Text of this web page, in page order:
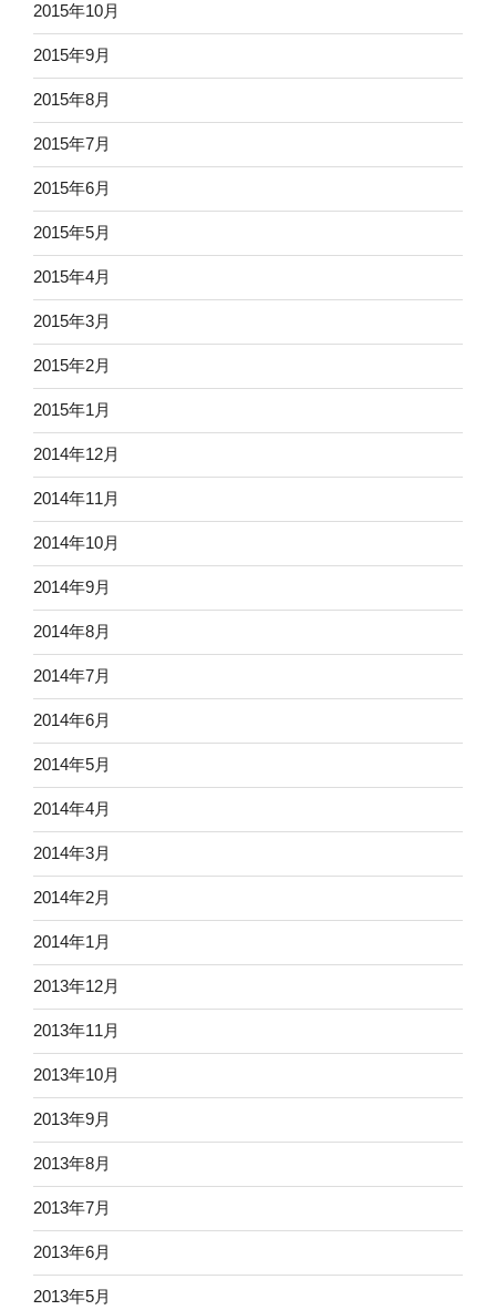
2015年10月
2015年9月
2015年8月
2015年7月
2015年6月
2015年5月
2015年4月
2015年3月
2015年2月
2015年1月
2014年12月
2014年11月
2014年10月
2014年9月
2014年8月
2014年7月
2014年6月
2014年5月
2014年4月
2014年3月
2014年2月
2014年1月
2013年12月
2013年11月
2013年10月
2013年9月
2013年8月
2013年7月
2013年6月
2013年5月